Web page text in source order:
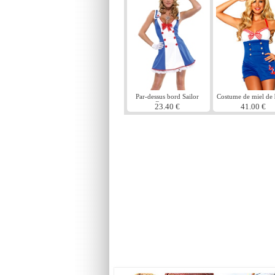
Par-dessus bord Sailor
Costume
23.40 €
Costume de miel de
mer
41.00 €